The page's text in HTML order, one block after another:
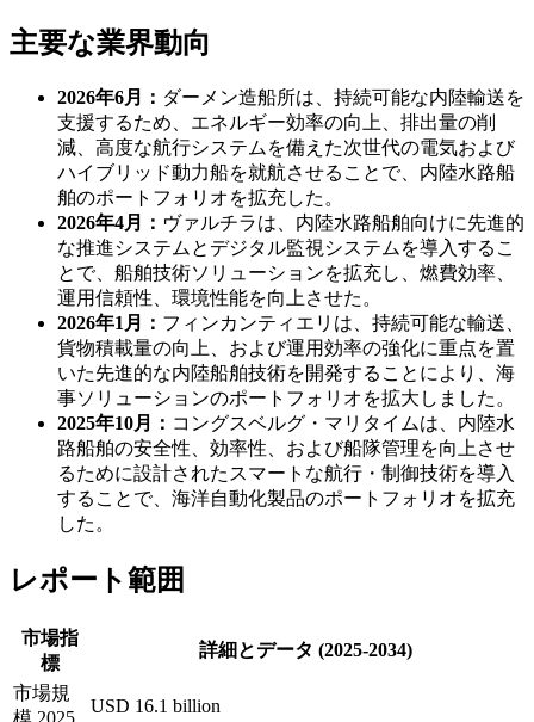
主要な業界動向
2026年6月： ダーメン造船所は、持続可能な内陸輸送を
支援するため、エネルギー効率の向上、排出量の削
減、高度な航行システムを備えた次世代の電気および
ハイブリッド動力船を就航させることで、内陸水路船
舶のポートフォリオを拡充した。
2026年4月： ヴァルチラは、内陸水路船舶向けに先進的
な推進システムとデジタル監視システムを導入するこ
とで、船舶技術ソリューションを拡充し、燃費効率、
運用信頼性、環境性能を向上させた。
2026年1月： フィンカンティエリは、持続可能な輸送、
貨物積載量の向上、および運用効率の強化に重点を置
いた先進的な内陸船舶技術を開発することにより、海
事ソリューションのポートフォリオを拡大しました。
2025年10月： コングスベルグ・マリタイムは、内陸水
路船舶の安全性、効率性、および船隊管理を向上させ
るために設計されたスマートな航行・制御技術を導入
することで、海洋自動化製品のポートフォリオを拡充
した。
レポート範囲
市場指
標
詳細とデータ (2025-2034)
市場規
模 2025
USD 16.1 billion